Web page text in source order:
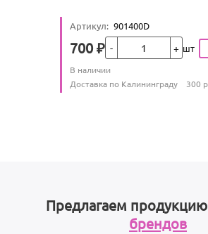
Артикул: 901400D
Цена
700 ₽Кол-во шт
Количество
В наличии
Условия доставки
Доставка по Калининграду 300
Предлагаем продукцию
брендов